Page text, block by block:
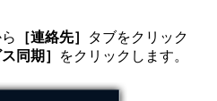
［連絡先］
タブをクリック
同期］ をクリックします。